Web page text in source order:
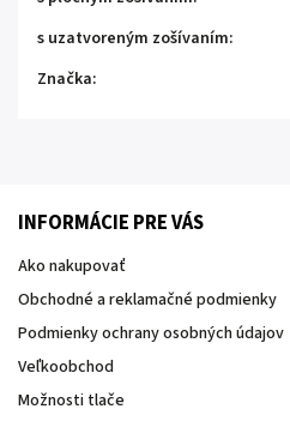
s uzatvoreným zošívaním:
Značka:
INFORMÁCIE PRE VÁS
Ako nakupovať
Obchodné a reklamačné podmienky
Podmienky ochrany osobných údajov
Veľkoobchod
Možnosti tlače